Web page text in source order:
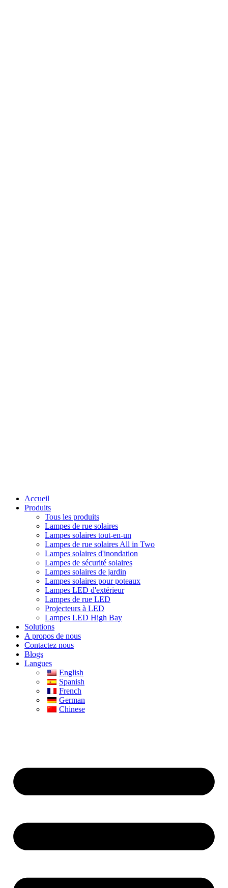
Accueil
Produits
Tous les produits
Lampes de rue solaires
Lampes solaires tout-en-un
Lampes de rue solaires All in Two
Lampes solaires d'inondation
Lampes de sécurité solaires
Lampes solaires de jardin
Lampes solaires pour poteaux
Lampes LED d'extérieur
Lampes de rue LED
Projecteurs à LED
Lampes LED High Bay
Solutions
A propos de nous
Contactez nous
Blogs
Langues
English
Spanish
French
German
Chinese